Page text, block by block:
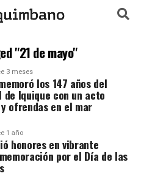
"21 de mayo"
3 meses
los 147 años del
de Iquique con un acto
ofrendas en el mar
1 año
honores en vibrante
por el Día de las